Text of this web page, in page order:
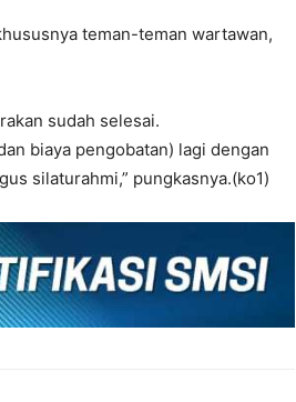
teman-teman wartawan,
sudah selesai.
biaya pengobatan) lagi dengan
silaturahmi,” pungkasnya.(ko1)